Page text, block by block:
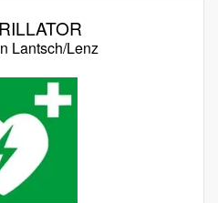
Lantsch/Lenz